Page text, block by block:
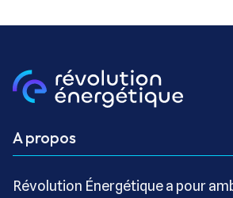
A propos
Révolution Énergétique a pour